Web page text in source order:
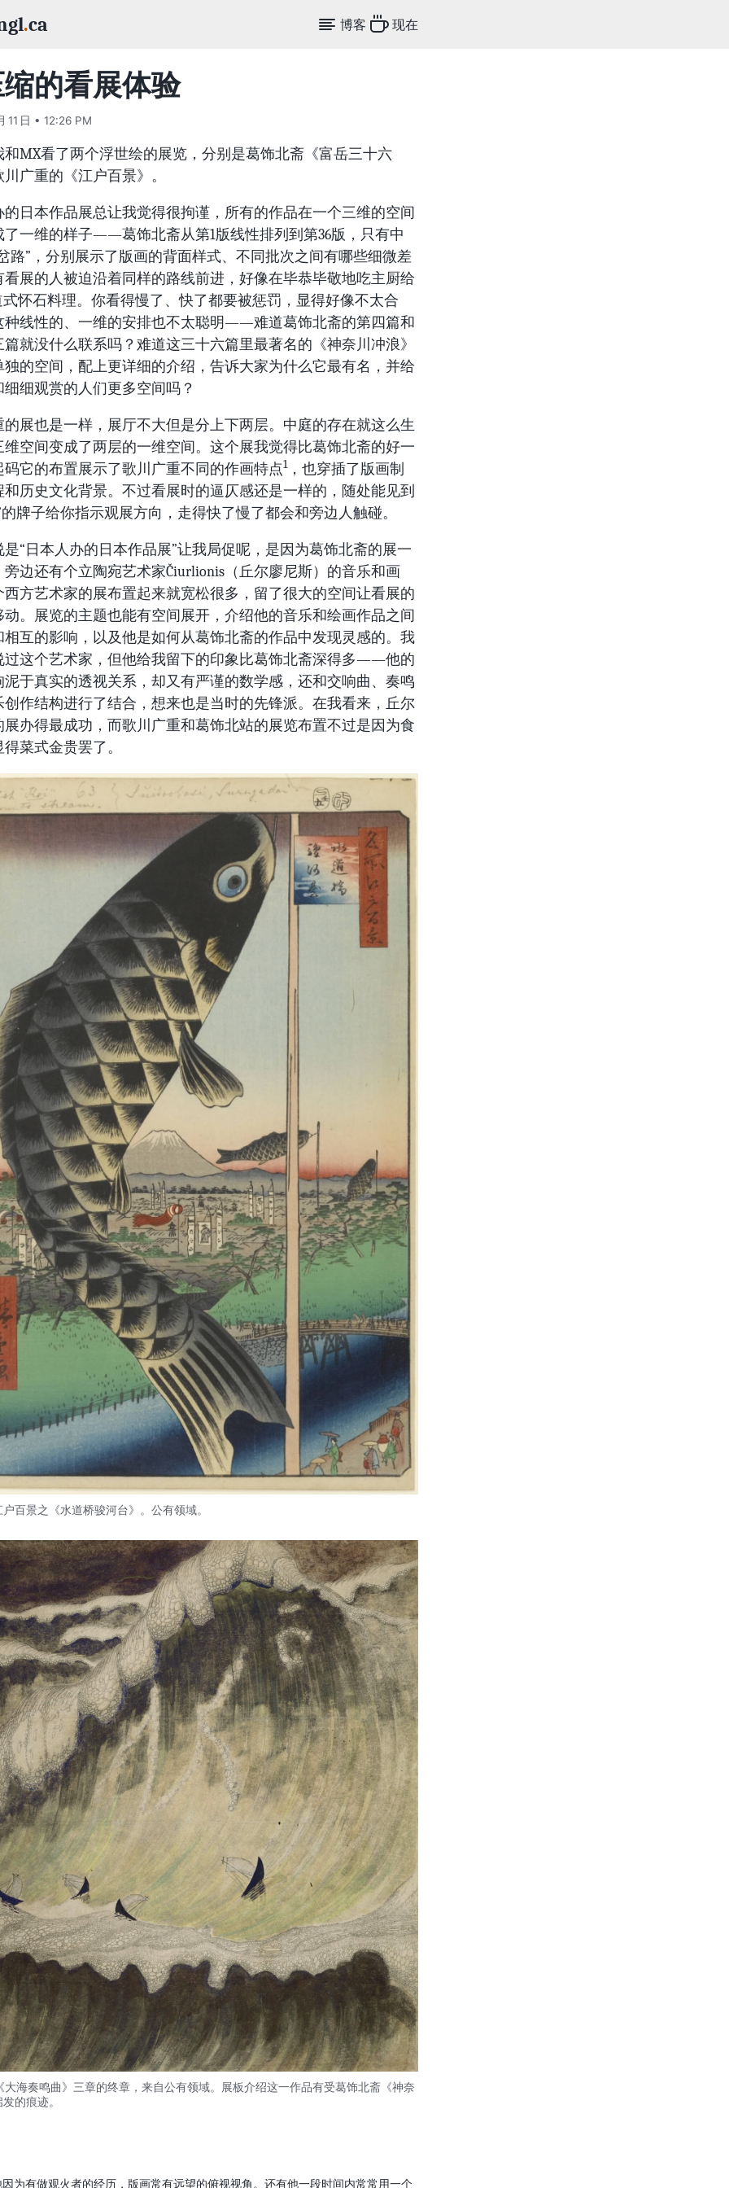
.ca 博客 现在
的看展体验
11 日 • 12:26 PM
和MX看了两个浮世绘的展览，分别是葛饰北斋《富岳三十六
广重的《江户百景》。
的日本作品展总让我觉得很拘谨，所有的作品在一个三维的空间
了一维的样子——葛饰北斋从第1版线性排列到第36版，只有中
路”，分别展示了版画的背面样式、不同批次之间有哪些细微差
看展的人被迫沿着同样的路线前进，好像在毕恭毕敬地吃主厨给
式怀石料理。你看得慢了、快了都要被惩罚，显得好像不太合
种线性的、一维的安排也不太聪明——难道葛饰北斋的第四篇和
就没什么联系吗？难道这三十六篇里最著名的《神奈川冲浪》
独的空间，配上更详细的介绍，告诉大家为什么它最有名，并给
细观赏的人们更多空间吗？
的展也是一样，展厅不大但是分上下两层。中庭的存在就这么生
维空间变成了两层的一维空间。这个展我觉得比葛饰北斋的好一
码它的布置展示了歌川广重不同的作画特点1，也穿插了版画制
和历史文化背景。不过看展时的逼仄感还是一样的，随处能见到
的牌子给你指示观展方向，走得快了慢了都会和旁边人触碰。
是“日本人办的日本作品展”让我局促呢，是因为葛饰北斋的展一
旁边还有个立陶宛艺术家Čiurlionis（丘尔廖尼斯）的音乐和画
西方艺术家的展布置起来就宽松很多，留了很大的空间让看展的
动。展览的主题也能有空间展开，介绍他的音乐和绘画作品之间
相互的影响，以及他是如何从葛饰北斋的作品中发现灵感的。我
过这个艺术家，但他给我留下的印象比葛饰北斋深得多——他的
泥于真实的透视关系，却又有严谨的数学感，还和交响曲、奏鸣
创作结构进行了结合，想来也是当时的先锋派。在我看来，丘尔
展办得最成功，而歌川广重和葛饰北站的展览布置不过是因为食
菜式金贵罢了。
百景之《水道桥骏河台》。公有领域。
大海奏鸣曲》三章的终章，来自公有领域。展板介绍这一作品有受葛饰北斋《神奈
的痕迹。
为有做观火者的经历，版画常有远望的俯视视角。还有他一段时间内常常用一个